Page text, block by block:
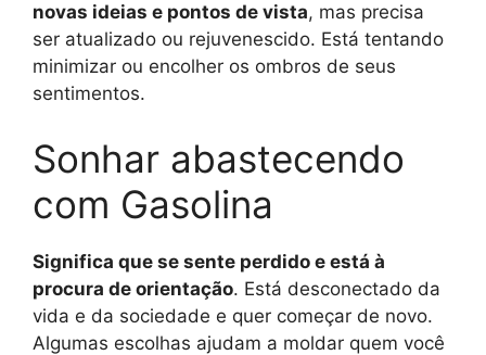
novas ideias e pontos de vista, mas precisa
ser atualizado ou rejuvenescido. Está tentando
minimizar ou encolher os ombros de seus
sentimentos.
Sonhar abastecendo
com Gasolina
Significa que se sente perdido e está à
procura de orientação. Está desconectado da
vida e da sociedade e quer começar de novo.
Algumas escolhas ajudam a moldar quem você